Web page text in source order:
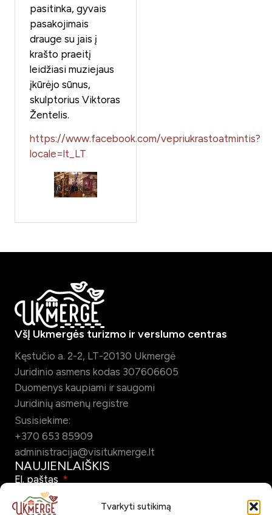
Tvarkyti sutikimą
pasitinka, gyvais
pasakojimais
drauge su jais į
krašto praeitį
leidžiasi muziejaus
įkūrėjo sūnus,
skulptorius Viktoras
Žentelis.
https://www.facebook.com/vepriukrastoatmintis?
locale=lt_LT
VšĮ Ukmergės turizmo ir verslumo centras
Kęstučio a. 2-2, LT-20130 Ukmergė
Juridinio asmens kodas 307606605
Duomenys kaupiami ir saugomi
Juridinių asmenų registre
Susisiekime:
+370 653 85909
administracija@visitukmerge.lt
NAUJIENLAIŠKIS
El. paštas